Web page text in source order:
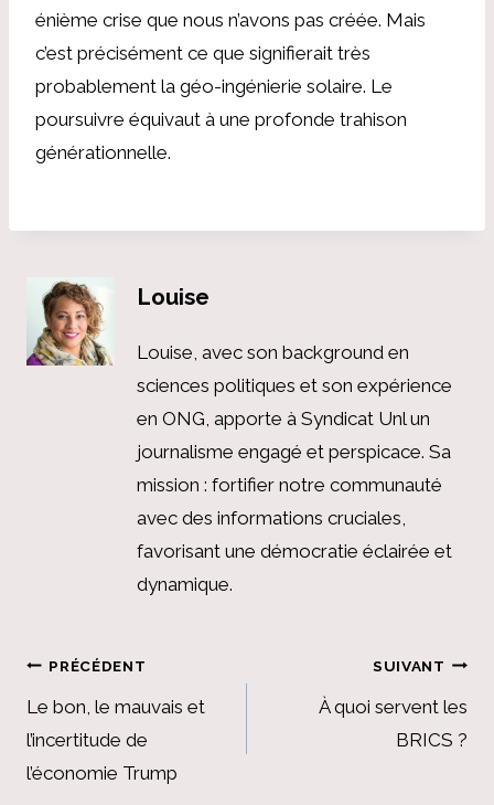
énième crise que nous n’avons pas créée. Mais
c’est précisément ce que signifierait très
probablement la géo-ingénierie solaire. Le
poursuivre équivaut à une profonde trahison
générationnelle.
Louise
Louise, avec son background en
sciences politiques et son expérience
en ONG, apporte à Syndicat Unl un
journalisme engagé et perspicace. Sa
mission : fortifier notre communauté
avec des informations cruciales,
favorisant une démocratie éclairée et
dynamique.
Navigation
de
l’article
PRÉCÉDENT
Le bon, le mauvais et
l’incertitude de
l’économie Trump
SUIVANT
À quoi servent les
BRICS ?